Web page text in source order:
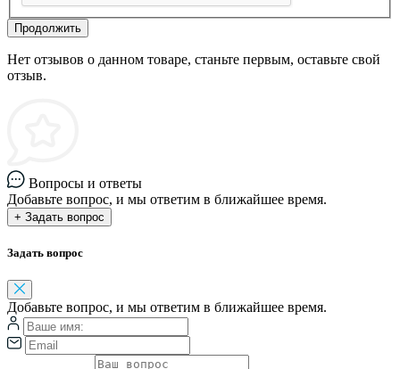
Продолжить
Нет отзывов о данном товаре, станьте первым, оставьте свой
отзыв.
Вопросы и ответы
Добавьте вопрос, и мы ответим в ближайшее время.
+ Задать вопрос
Задать вопрос
Добавьте вопрос, и мы ответим в ближайшее время.